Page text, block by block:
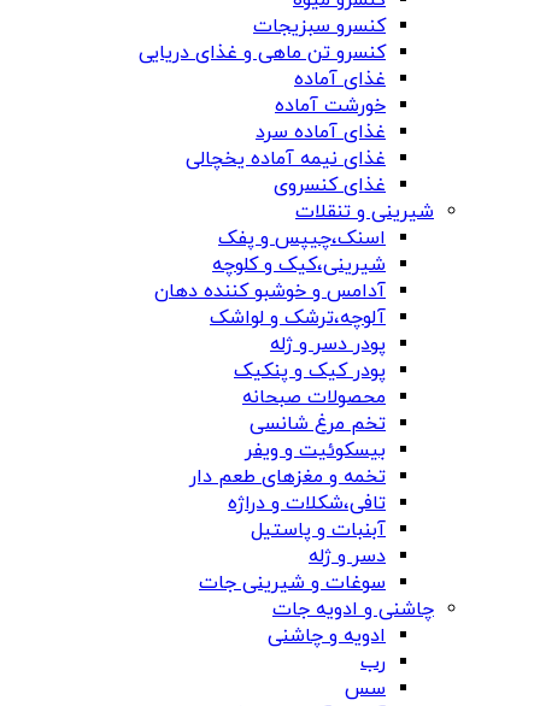
کنسرو سبزیجات
کنسرو تن ماهی و غذای دریایی
غذای آماده
خورشت آماده
غذای آماده سرد
غذای نیمه آماده یخچالی
غذای کنسروی
شیرینی و تنقلات
اسنک،چیپس و پفک
شیرینی،کیک و کلوچه
آدامس و خوشبو کننده دهان
آلوچه،ترشک و لواشک
پودر دسر و ژله
پودر کیک و پنکیک
محصولات صبحانه
تخم مرغ شانسی
بیسکوئیت و ویفر
تخمه و مغزهای طعم دار
تافی،شکلات و دراژه
آبنبات و پاستیل
دسر و ژله
سوغات و شیرینی جات
چاشنی و ادویه جات
ادویه و چاشنی
رب
سس